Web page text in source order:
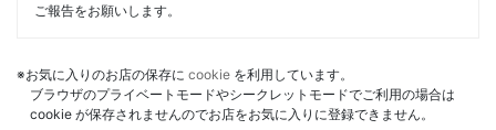
ご報告をお願いします。
※お気に入りのお店の保存に cookie を利用しています。
ブラウザのプライベートモードやシークレットモードでご利用の場合は
cookie が保存されませんのでお店をお気に入りに登録できません。